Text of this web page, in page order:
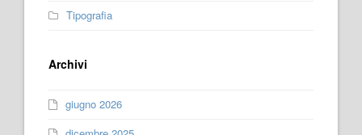
Tipografia
Archivi
giugno 2026